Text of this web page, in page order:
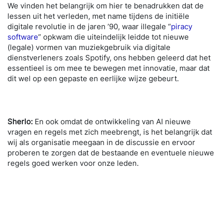
We vinden het belangrijk om hier te benadrukken dat de
lessen uit het verleden, met name tijdens de initiële
digitale revolutie in de jaren ’90, waar illegale “piracy
software” opkwam die uiteindelijk leidde tot nieuwe
(legale) vormen van muziekgebruik via digitale
dienstverleners zoals Spotify, ons hebben geleerd dat het
essentieel is om mee te bewegen met innovatie, maar dat
dit wel op een gepaste en eerlijke wijze gebeurt.
Sherlo: En ook omdat de ontwikkeling van AI nieuwe
vragen en regels met zich meebrengt, is het belangrijk dat
wij als organisatie meegaan in de discussie en ervoor
proberen te zorgen dat de bestaande en eventuele nieuwe
regels goed werken voor onze leden.